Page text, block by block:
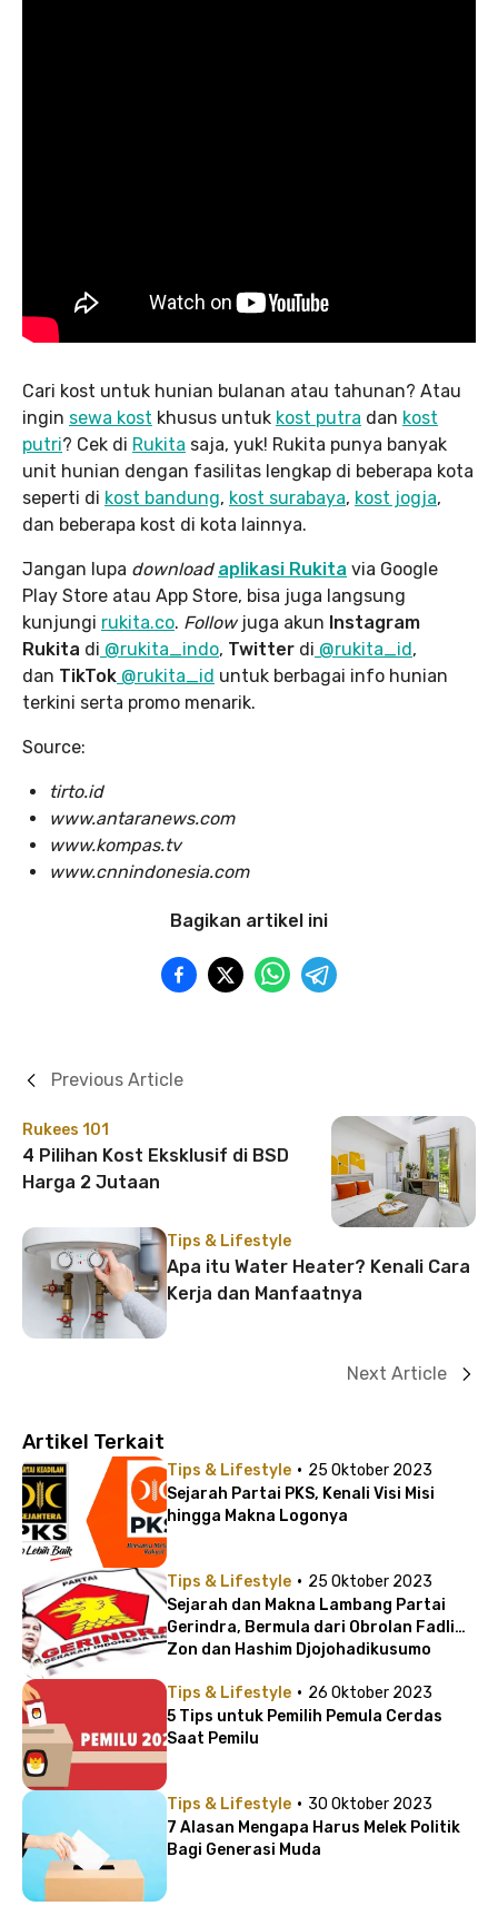
Cari kost untuk hunian bulanan atau tahunan? Atau
ingin sewa kost khusus untuk kost putra dan kost
putri? Cek di Rukita saja, yuk! Rukita punya banyak
unit hunian dengan fasilitas lengkap di beberapa kota
seperti di kost bandung, kost surabaya, kost jogja,
dan beberapa kost di kota lainnya.
Jangan lupa download aplikasi Rukita via Google
Play Store atau App Store, bisa juga langsung
kunjungi rukita.co. Followjuga akun Instagram
Rukita di @rukita_indo, Twitter di @rukita_id,
dan TikTok @rukita_id untuk berbagai info hunian
terkini serta promo menarik.
Source:
tirto.id
www.antaranews.com
www.kompas.tv
www.cnnindonesia.com
Bagikan artikel ini
Rukees 101
4 Pilihan Kost Eksklusif di BSD
Harga 2 Jutaan
Previous Article
Tips & Lifestyle
Apa itu Water Heater? Kenali Cara
Kerja dan Manfaatnya
Next Article
Artikel Terkait
Tips & Lifestyle · 25 Oktober 2023
Sejarah Partai PKS, Kenali Visi Misi
hingga Makna Logonya
Tips & Lifestyle · 25 Oktober 2023
Sejarah dan Makna Lambang Partai
Gerindra, Bermula dari Obrolan Fadli
Zon dan Hashim Djojohadikusumo
Tips & Lifestyle · 26 Oktober 2023
5 Tips untuk Pemilih Pemula Cerdas
Saat Pemilu
Tips & Lifestyle · 30 Oktober 2023
7 Alasan Mengapa Harus Melek Politik
Bagi Generasi Muda